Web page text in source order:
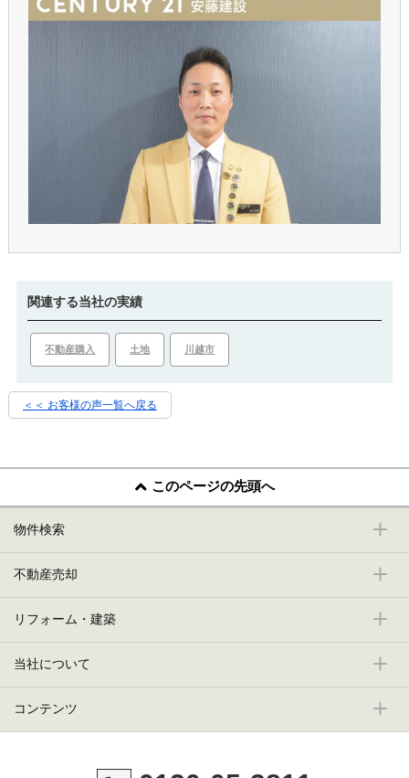
関連する当社の実績
不動産購入 土地 川越市
＜＜ お客様の声一覧へ戻る
このページの先頭へ
物件検索
不動産売却
リフォーム・建築
当社について
コンテンツ